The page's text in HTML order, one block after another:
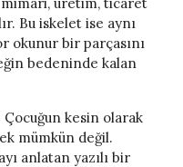
Bu iskelet ise aynı
okunur bir parçasını
bedeninde kalan
kesin olarak
mümkün değil.
anlatan yazılı bir